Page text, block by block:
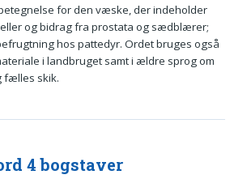
for den væske, der indeholder
og bidrag fra prostata og sædblærer;
hos pattedyr. Ordet bruges også
i landbruget samt i ældre sprog om
fælles skik.
4 bogstaver